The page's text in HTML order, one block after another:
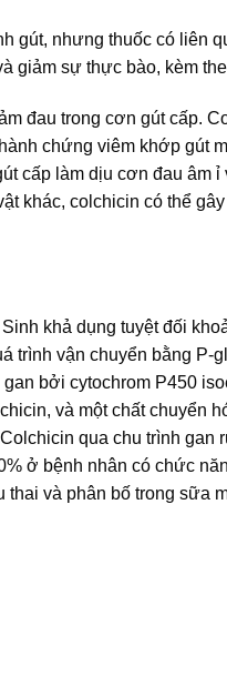
gút, nhưng thuốc có liên
giảm sự thực bào, kèm
đau trong cơn gút cấp.
chứng viêm khớp gút
cấp làm dịu cơn đau âm ỉ
khác, colchicin có thể
khả dụng tuyệt đối
trình vận chuyển bằng P-
bởi cytochrom P450
và một chất chuyển
qua chu trình gan
ở bệnh nhân có chức
và phân bố trong sữa